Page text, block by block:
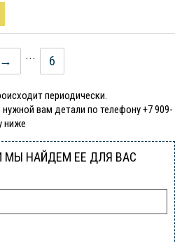
→ ... 6
периодически.
вам детали по телефону +7 909-
ниже
МЫ НАЙДЕМ ЕЕ ДЛЯ ВАС